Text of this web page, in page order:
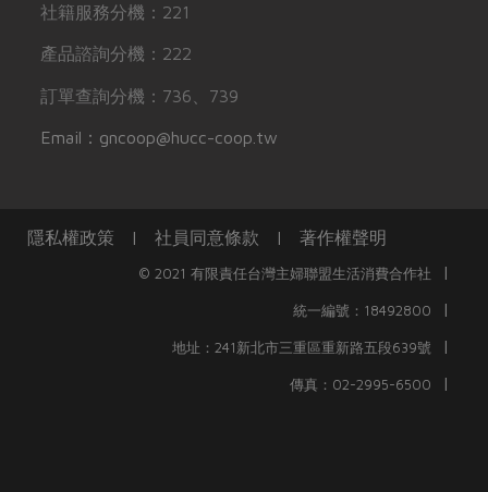
社籍服務分機：221
產品諮詢分機：222
訂單查詢分機：736、739
Email：gncoop@hucc-coop.tw
隱私權政策 | 社員同意條款 | 著作權聲明
© 2021 有限責任台灣主婦聯盟生活消費合作社 |
統一編號：18492800 |
地址：241新北市三重區重新路五段639號 |
傳真：02-2995-6500 |